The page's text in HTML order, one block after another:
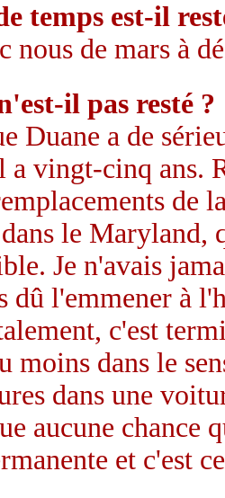
temps est-il
nous de mars à
il pas resté ?
Duane a de
a vingt-cinq ans.
de
le Maryland,
Je n'avais
dû l'emmener à
c'est
moins dans le
dans une
aucune chance
et c'est